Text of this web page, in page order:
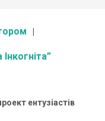
ентузіастів